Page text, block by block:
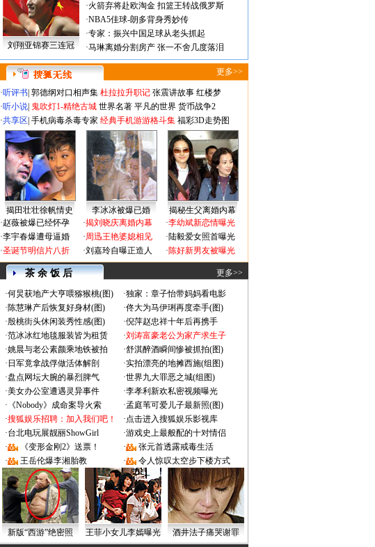
刘翔亚锦赛三连冠
·火箭弃将赴欧淘金 扣篮王转战俄罗斯
·NBA5佳球-朗多背身秀妙传
·专家：振兴中国足球从老头抓起
·马琳离婚分割房产 张一不舍几度落泪
更多>>
·听评书 郭德纲对口相声集 杜拉拉升职记 张震讲故事 红楼梦
·听小说 鬼吹灯1-精绝古城 世界名著 平凡的世界 货币战争2
·共享区 手机病毒杀毒专家 经典手机游游格斗集 福彩3D走势图
揭田壮壮徐帆情史 李冰冰被爆已婚
揭秘生父离婚内幕
·赵薇被爆已经怀孕
·李宇春爆遭母逼婚
·圣诞节明信片八折
·揭刘晓庆离婚内幕
·周迅王艳婆媳相见
·刘嘉玲自曝正造人
·李幼斌新恋情曝光
·陆毅爱女照首曝光
·陈好新男友被曝光
茶 余 饭 后 更多>>
·何炅获地产大亨喂猕猴桃(图) ·独家：章子怡带妈妈看电影
·陈慧琳产后恢复好身材(图) ·佟大为马伊琍再度牵手(图)
·殷桃街头休闲装秀性感(图) ·倪萍赵忠祥十年后再携手
·范冰冰红地毯服装皆为租赁 ·刘涛富豪老公为家产求生子
·姚晨与老公素颜乘地铁被拍 ·舒淇醉酒瞬间惨被抓拍(图)
· 日军竟拿战俘做活体解剖 ·实拍漂亮的地摊西施(组图)
·盘点网坛大腕的暴烈脾气 ·世界九大罪恶之城(组图)
·美女办公室遭遇灵异事件 ·李孝利新欢私密视频曝光
· 《Nobody》成命案导火索 ·孟庭苇可爱儿子最新照(图)
·搜狐娱乐招聘：加入我们吧！ ·点击进入搜狐娱乐影视库
·台北电玩展靓丽ShowGirl ·游戏史上最般配的十对情侣
·
《变形金刚2》送票！ ·
张元首透露戒毒生活
·
王岳伦爆李湘胎教 · 令人惊叹太空步下楼方式
新版“西游”绝密照 王菲小女儿李嫣曝光 酒井法子痛哭谢罪